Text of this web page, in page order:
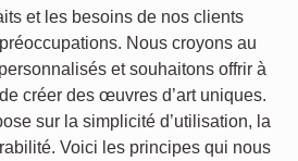
et les besoins de nos clients
Nous croyons au
et souhaitons offrir à
créer des œuvres d’art uniques.
sur la simplicité d’utilisation, la
Voici les principes qui nous